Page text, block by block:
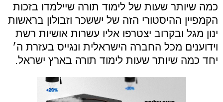
כמה שיותר שעות של לימוד תורה שיילמדו בזכות
הקמפיין ההיסטורי הזה של יששכר וזבולון בראשות
ינון מגל ובקרוב יצטרפו אליו עשרות אושיות רשת
וידוענים מכל החברה הישראלית ונגייס בעזרת ה׳
יחד כמה שיותר שעות לימוד תורה בארץ ישראל.